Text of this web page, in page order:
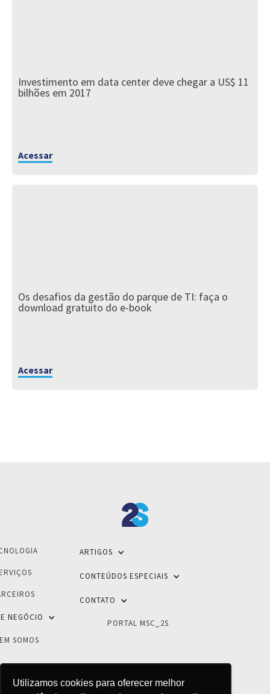
Utilizamos cookies para oferecer melhor
Investimento em data center deve chegar a US$ 11
bilhões em 2017
Acessar
Os desafios da gestão do parque de TI: faça o
download gratuito do e-book
Acessar
NEGÓCIO
SOMOS
ARTIGOS
CONTEÚDOS ESPECIAIS
CONTATO
PORTAL MSC_2S